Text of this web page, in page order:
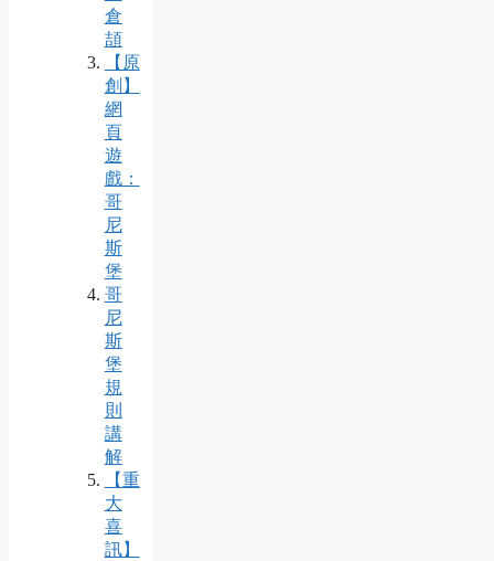
倉
頡
【原
創】
網
頁
遊
戲：
哥
尼
斯
堡
哥
尼
斯
堡
規
則
講
解
【重
大
喜
訊】